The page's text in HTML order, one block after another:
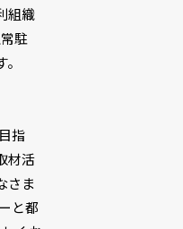
組織
駐
指
材活
さま
と都